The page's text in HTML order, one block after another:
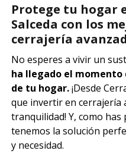
Protege tu hogar
Salceda con los
cerrajería
No esperes a vivir un
ha llegado el
de tu hogar.¡Desde
que invertir en cerrajería
tranquilidad! Y, como
tenemos la solución
y necesidad.